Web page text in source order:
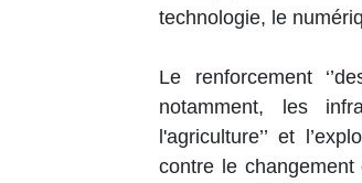
technologie, le
Le renforcement
notamment, les
l'agriculture’’ et
contre le changement